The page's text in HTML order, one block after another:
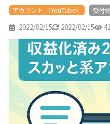
アカウント （YouTube） 受付
2022/02/15 2022/02/15